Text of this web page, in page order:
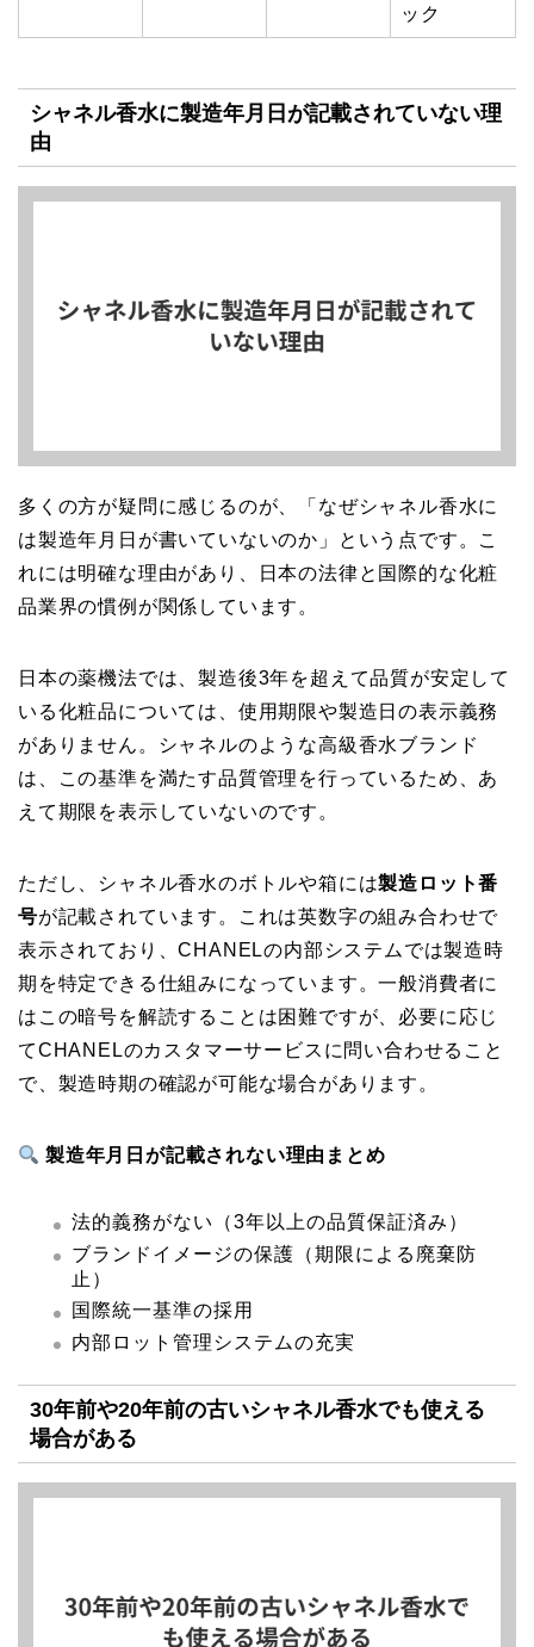
ック
シャネル香水に製造年月日が記載されていない理
由
多くの方が疑問に感じるのが、「なぜシャネル香水に
は製造年月日が書いていないのか」という点です。こ
れには明確な理由があり、日本の法律と国際的な化粧
品業界の慣例が関係しています。
日本の薬機法では、製造後3年を超えて品質が安定して
いる化粧品については、使用期限や製造日の表示義務
がありません。シャネルのような高級香水ブランド
は、この基準を満たす品質管理を行っているため、あ
えて期限を表示していないのです。
ただし、シャネル香水のボトルや箱には製造ロット番
号が記載されています。これは英数字の組み合わせで
表示されており、CHANELの内部システムでは製造時
期を特定できる仕組みになっています。一般消費者に
はこの暗号を解読することは困難ですが、必要に応じ
てCHANELのカスタマーサービスに問い合わせること
で、製造時期の確認が可能な場合があります。
製造年月日が記載されない理由まとめ
法的義務がない（3年以上の品質保証済み）
ブランドイメージの保護（期限による廃棄防
止）
国際統一基準の採用
内部ロット管理システムの充実
30年前や20年前の古いシャネル香水でも使える
場合がある